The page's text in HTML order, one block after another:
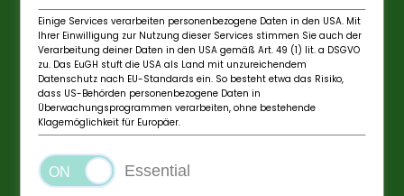
Einige Services verarbeiten personenbezogene Daten in den USA. Mit
Ihrer Einwilligung zur Nutzung dieser Services stimmen Sie auch der
Verarbeitung deiner Daten in den USA gemäß Art. 49 (1) lit. a DSGVO
zu. Das EuGH stuft die USA als Land mit unzureichendem
Datenschutz nach EU-Standards ein. So besteht etwa das Risiko,
dass US-Behörden personenbezogene Daten in
Überwachungsprogrammen verarbeiten, ohne bestehende
Klagemöglichkeit für Europäer.
Essential